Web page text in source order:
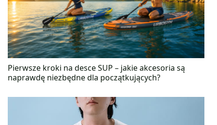
Pierwsze kroki na desce SUP – jakie akcesoria są
naprawdę niezbędne dla początkujących?